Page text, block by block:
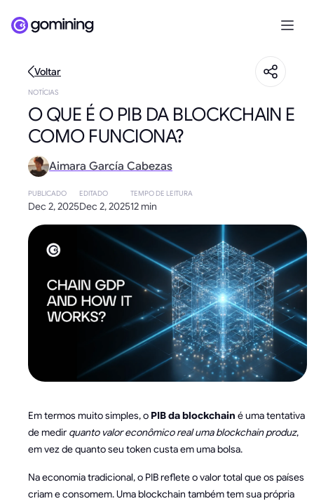
Voltar
NOTÍCIAS
O QUE É O PIB DA BLOCKCHAIN E
COMO FUNCIONA?
Aimara García Cabezas
PUBLICADO
Dec 2, 2025
EDITADO
Dec 2, 2025
TEMPO DE LEITURA
12 min
Em termos muito simples, o PIB da blockchain é uma tentativa
de medir quanto valor econômico real uma blockchain produz,
em vez de quanto seu token custa em uma bolsa.
Na economia tradicional, o PIB reflete o valor total que os países
criam e consomem. Uma blockchain também tem sua própria